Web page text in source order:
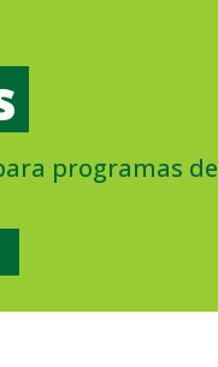
programas de